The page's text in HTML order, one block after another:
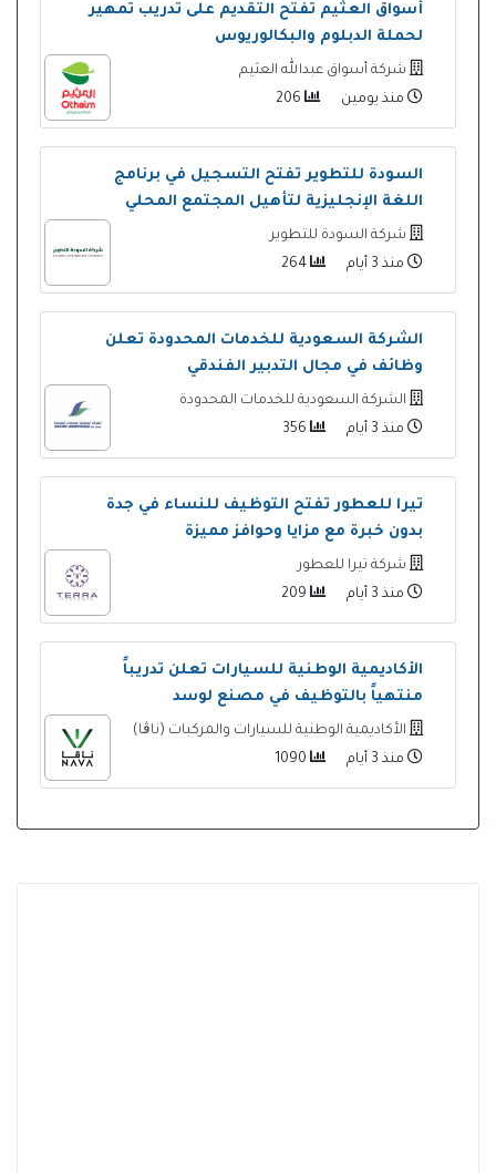
أسواق العثيم تفتح التقديم على تدريب تمهير
لحملة الدبلوم والبكالوريوس
شركة أسواق عبدالله العثيم
منذ يومين
السودة للتطوير تفتح التسجيل في برنامج
اللغة الإنجليزية لتأهيل المجتمع المحلي
شركة السودة للتطوير
منذ 3 أيام
الشركة السعودية للخدمات المحدودة تعلن
وظائف في مجال التدبير الفندقي
الشركة السعودية للخدمات المحدودة
منذ 3 أيام
تيرا للعطور تفتح التوظيف للنساء في جدة
بدون خبرة مع مزايا وحوافز مميزة
شركة تيرا للعطور
منذ 3 أيام
الأكاديمية الوطنية للسيارات تعلن تدريباً
منتهياً بالتوظيف في مصنع لوسد
الأكاديمية الوطنية للسيارات والمركبات (ناڨا)
منذ 3 أيام